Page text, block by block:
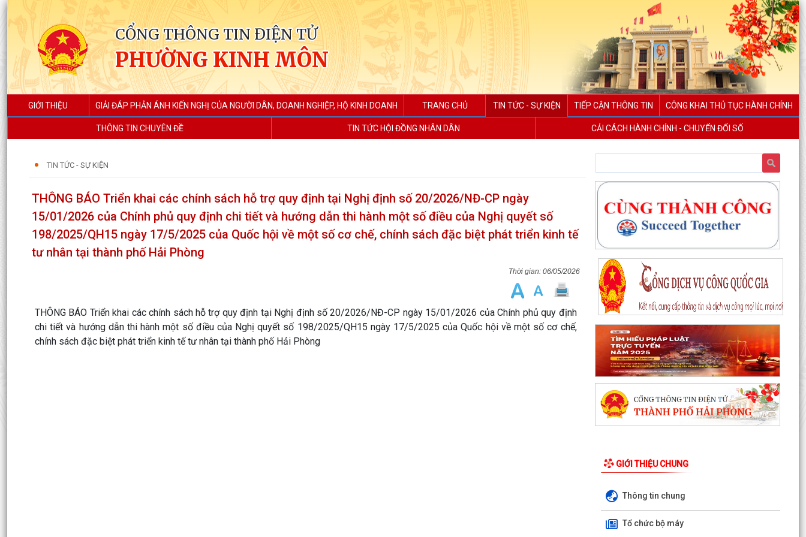
CỔNG THÔNG TIN ĐIỆN TỬ
PHƯỜNG KINH MÔN
GIỚI THIỆU GIẢI ĐÁP PHẢN ÁNH KIẾN NGHỊ CỦA NGƯỜI DÂN, DOANH NGHIỆP, HỘ KINH DOANH TRANG CHỦ TIN TỨC - SỰ KIỆN TIẾP CẬN THÔNG TIN CÔNG KHAI THỦ TỤC HÀNH CHÍNH
THÔNG TIN CHUYÊN ĐỀ TIN TỨC HỘI ĐỒNG NHÂN DÂN CẢI CÁCH HÀNH CHÍNH - CHUYỂN ĐỔI SỐ
TIN TỨC - SỰ KIỆN
THÔNG BÁO Triển khai các chính sách hỗ trợ quy định tại Nghị định số 20/2026/NĐ-CP ngày
15/01/2026 của Chính phủ quy định chi tiết và hướng dẫn thi hành một số điều của Nghị quyết số
198/2025/QH15 ngày 17/5/2025 của Quốc hội về một số cơ chế, chính sách đặc biệt phát triển kinh tế
tư nhân tại thành phố Hải Phòng
06/05/2026
THÔNG BÁO Triển khai các chính sách hỗ trợ quy định tại Nghị định số 20/2026/NĐ-CP ngày 15/01/2026 của Chính phủ quy định
chi tiết và hướng dẫn thi hành một số điều của Nghị quyết số 198/2025/QH15 ngày 17/5/2025 của Quốc hội về một số cơ chế,
chính sách đặc biệt phát triển kinh tế tư nhân tại thành phố Hải Phòng
GIỚI THIỆU CHUNG
Thông tin chung
Tổ chức bộ máy
Tạo xung lực mạnh mẽ nâng tầm quan hệ Việt
Nam-Australia
thăm cấp Nhà nước tới Australia và New
PHƯỜNG KINH MÔN: HỖ TRỢ LƯU ĐỘNG CÀI
ĐẤT PHI NÔNG NGHIỆP